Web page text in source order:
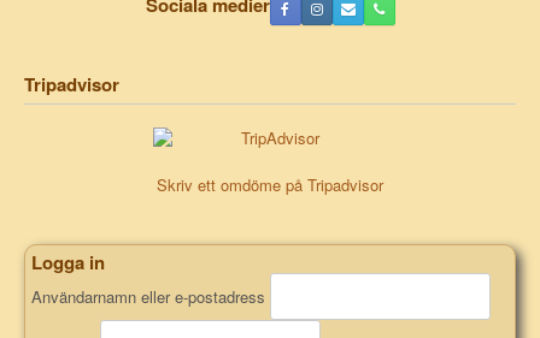
Tripadvisor
Skriv ett omdöme på Tripadvisor
Logga in
Användarnamn eller e-postadress